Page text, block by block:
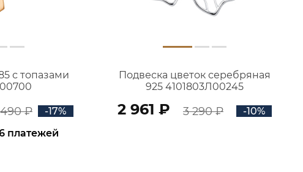
с топазами
₽
-17%
платежей
Подвеска цветок серебряная
925 4101803Л00245
2 961 ₽ 3 290 ₽ -10%